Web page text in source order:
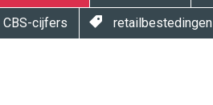
CBS-cijfers retailbestedingen